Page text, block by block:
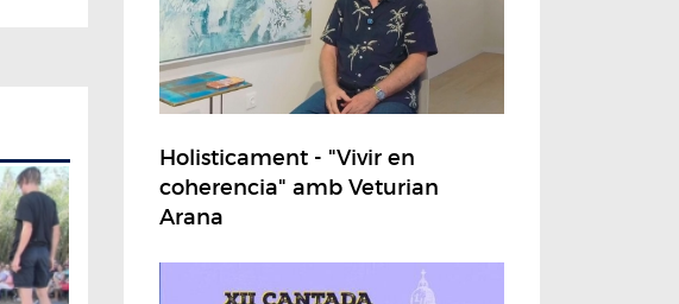
Holisticament - "Vivir en
coherencia" amb Veturian
Arana